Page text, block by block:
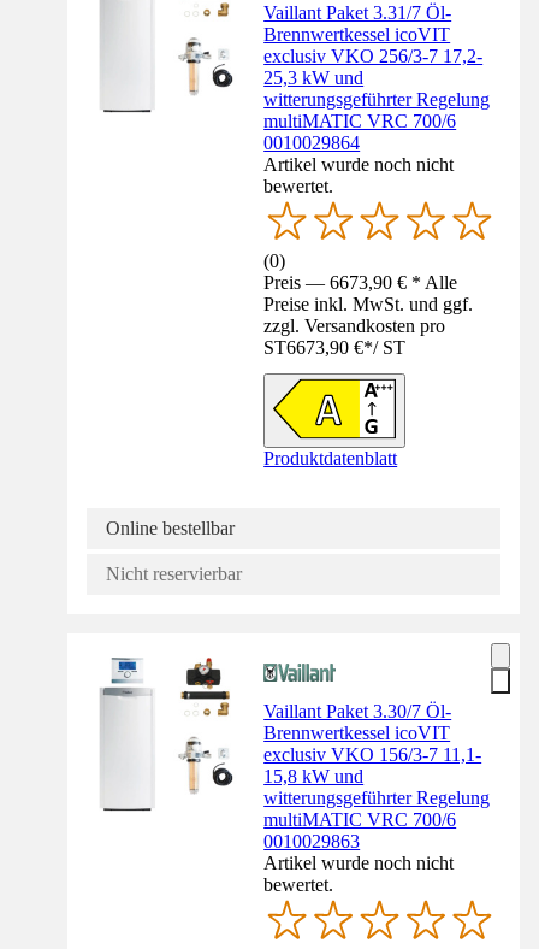
Vaillant Paket 3.31/7 Öl-
Brennwertkessel icoVIT
exclusiv VKO 256/3-7 17,2-
25,3 kW und
witterungsgeführter Regelung
multiMATIC VRC 700/6
0010029864
Artikel wurde noch nicht
bewertet.
(0)
Preis — 6673,90 € * Alle
Preise inkl. MwSt. und ggf.
zzgl. Versandkosten pro
ST6673,90 €*/ ST
Produktdatenblatt
Online bestellbar
Nicht reservierbar
Vaillant Paket 3.30/7 Öl-
Brennwertkessel icoVIT
exclusiv VKO 156/3-7 11,1-
15,8 kW und
witterungsgeführter Regelung
multiMATIC VRC 700/6
0010029863
Artikel wurde noch nicht
bewertet.